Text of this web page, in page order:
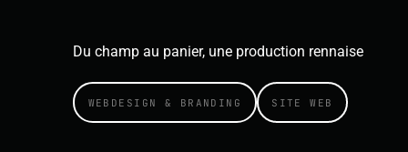
Du champ au panier, une production rennaise
WEBDESIGN & BRANDING SITE WEB